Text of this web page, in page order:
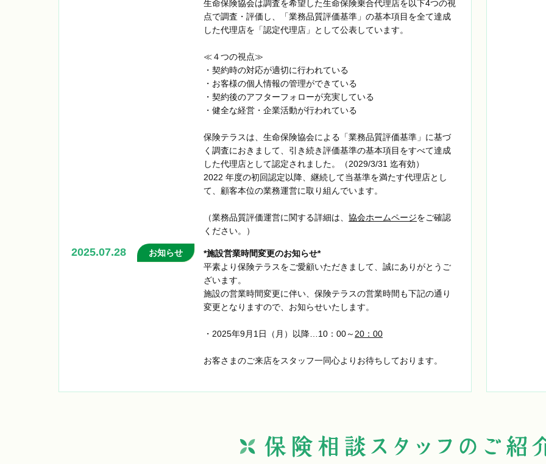
生命保険協会は調査を希望した生命保険乗合代理店を以下4つの視
点で調査・評価し、「業務品質評価基準」の基本項目を全て達成
した代理店を「認定代理店」として公表しています。
≪４つの視点≫
・契約時の対応が適切に行われている
・お客様の個人情報の管理ができている
・契約後のアフターフォローが充実している
・健全な経営・企業活動が行われている
保険テラスは、生命保険協会による「業務品質評価基準」に基づ
く調査におきまして、引き続き評価基準の基本項目をすべて達成
した代理店として認定されました。（2029/3/31 迄有効）
2022 年度の初回認定以降、継続して当基準を満たす代理店とし
て、顧客本位の業務運営に取り組んでいます。
（業務品質評価運営に関する詳細は、 協会ホームページをご確認
ください。）
2025.07.28 お知らせ
*施設営業時間変更のお知らせ*
平素より保険テラスをご愛顧いただきまして、誠にありがとうご
ざいます。
施設の営業時間変更に伴い、保険テラスの営業時間も下記の通り
変更となりますので、お知らせいたします。
・2025年9月1日（月）以降…10：00～20：00
お客さまのご来店をスタッフ一同心よりお待ちしております。